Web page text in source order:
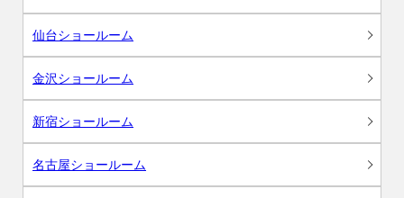
仙台ショールーム
金沢ショールーム
新宿ショールーム
名古屋ショールーム